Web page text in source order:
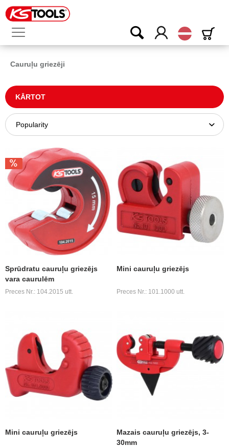
Latvijas
Cauruļu griezēji
KĀRTOT
Sprūdratu cauruļu griezējs
vara caurulēm
Preces Nr.: 104.2015 utt.
Mini cauruļu griezējs
Preces Nr.: 101.1000 utt.
Mini cauruļu griezējs
Mazais cauruļu griezējs, 3-
30mm